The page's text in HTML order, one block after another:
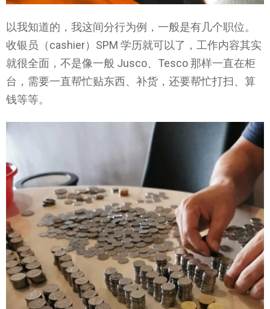
以我知道的，我这间分行为例，一般是有几个职位。
收银员（cashier）SPM 学历就可以了，工作内容其实
就很全面，不是像一般 Jusco、Tesco 那样一直在柜
台，需要一直帮忙贴东西、补货，还要帮忙打扫、算
钱等等。